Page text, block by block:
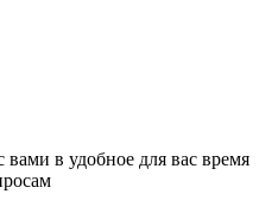
в удобное для вас время